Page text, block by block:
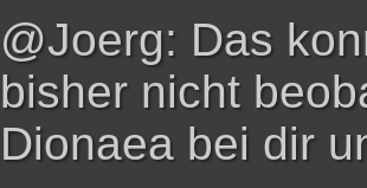
@Joerg: Das
bisher nicht
Dionaea bei dir